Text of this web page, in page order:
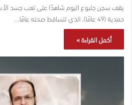
يقف سجن جلبوع اليوم شاهدًا على تعب جسد
حمدية (49 عامًا)، الذي تتساقط صحته عامًا…
أكمل القراءة »